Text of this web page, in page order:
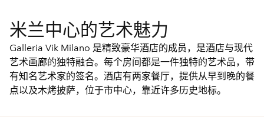
米兰中心的艺术魅力
Galleria Vik Milano 是精致豪华酒店的成员，是酒店与现代
艺术画廊的独特融合。每个房间都是一件独特的艺术品，带
有知名艺术家的签名。酒店有两家餐厅，提供从早到晚的餐
点以及木烤披萨，位于市中心，靠近许多历史地标。